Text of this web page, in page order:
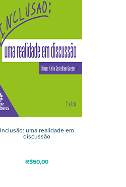
Inclusão: uma realidade em
discussão
R$50,00